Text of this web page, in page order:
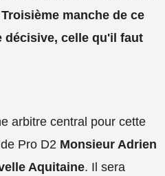
manche de ce
décisive, celle qu'il faut
arbitre central pour cette
Pro D2 Monsieur Adrien
Aquitaine. Il sera